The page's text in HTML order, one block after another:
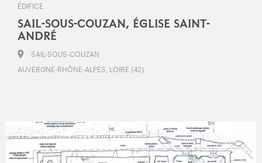
ÉDIFICE
SAIL-SOUS-COUZAN, ÉGLISE SAINT-
ANDRÉ
SAIL-SOUS-COUZAN
AUVERGNE-RHÔNE-ALPES, LOIRE (42)